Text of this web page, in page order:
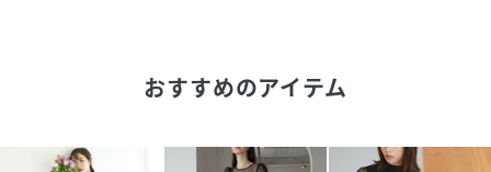
おすすめのアイテム